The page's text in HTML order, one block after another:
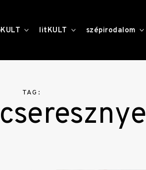
toggle
child
litKULT toggle
child
szépirodalom
TAG: